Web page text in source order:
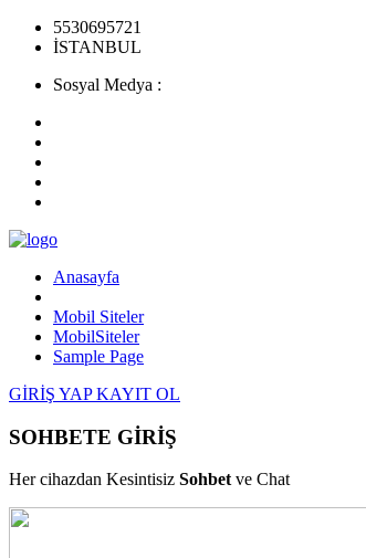
5530695721
İSTANBUL
Sosyal Medya :
Anasayfa
Mobil Siteler
MobilSiteler
Sample Page
GİRİŞ YAP KAYIT OL
SOHBETE GİRİŞ
Her cihazdan Kesintisiz Sohbetve Chat